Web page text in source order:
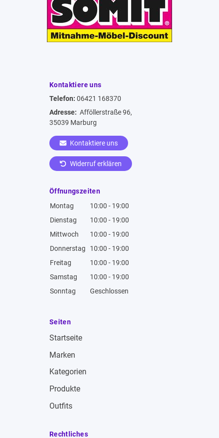
Kontaktiere uns
Telefon: 06421 168370
Adresse: Afföllerstraße 96,
35039 Marburg
Kontaktiere uns
Widerruf erklären
Öffnungszeiten
Montag
10:00 - 19:00
Dienstag
10:00 - 19:00
Mittwoch
10:00 - 19:00
Donnerstag
10:00 - 19:00
Freitag
10:00 - 19:00
Samstag
10:00 - 19:00
Sonntag
Geschlossen
Seiten
Startseite
Marken
Kategorien
Produkte
Outfits
Rechtliches